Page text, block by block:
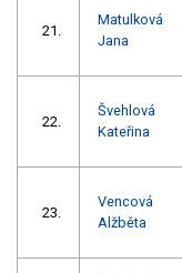
21.
Matulková
Jana
22.
Švehlová
Kateřina
23.
Vencová
Alžběta